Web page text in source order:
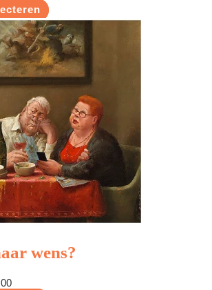
wens?